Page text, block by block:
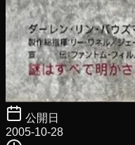
公開日
2005-10-28